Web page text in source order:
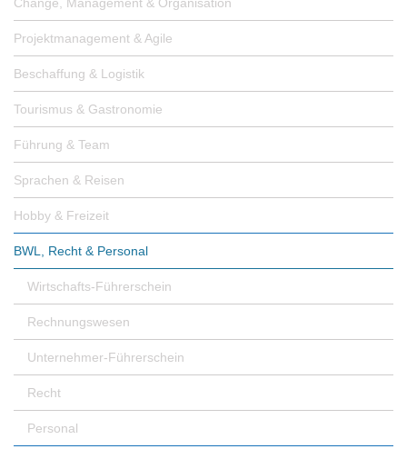
Projektmanagement & Agile
Beschaffung & Logistik
Tourismus & Gastronomie
Führung & Team
Sprachen & Reisen
Hobby & Freizeit
BWL, Recht & Personal
Wirtschafts-Führerschein
Rechnungswesen
Unternehmer-Führerschein
Recht
Personal